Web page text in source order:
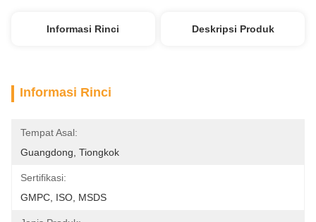
Informasi Rinci Deskripsi Produk
Informasi Rinci
Tempat Asal:
Guangdong, Tiongkok
Sertifikasi:
GMPC, ISO, MSDS